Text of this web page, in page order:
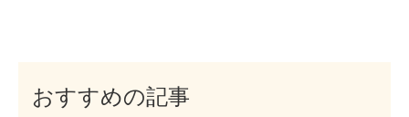
おすすめの記事